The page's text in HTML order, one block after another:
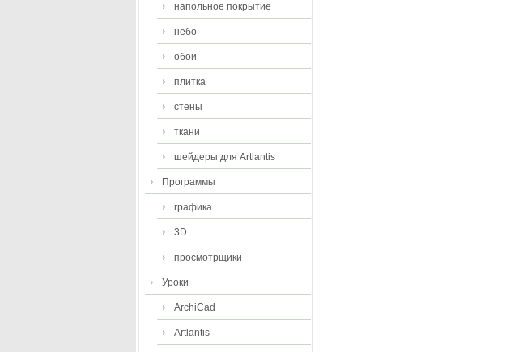
напольное покрытие
небо
обои
плитка
стены
ткани
шейдеры для Artlantis
Программы
графика
3D
просмотрщики
Уроки
ArchiCad
Artlantis